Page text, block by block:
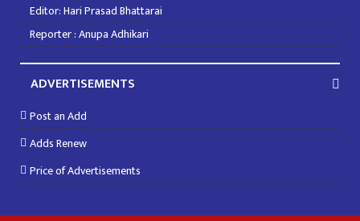
Editor: Hari Prasad Bhattarai
Reporter : Anupa Adhikari
ADVERTISEMENTS
Post an Add
Adds Renew
Price of Advertisements